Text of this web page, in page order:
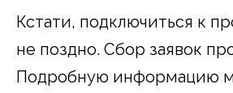
Кстати, подключиться к
не поздно. Сбор заявок
Подробную информацию